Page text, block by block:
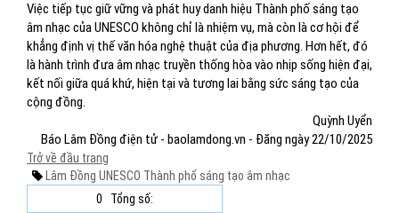
Việc tiếp tục giữ vững và phát huy danh hiệu Thành phố sáng tạo
âm nhạc của UNESCO không chỉ là nhiệm vụ, mà còn là cơ hội để
khẳng định vị thế văn hóa nghệ thuật của địa phương. Hơn hết, đó
là hành trình đưa âm nhạc truyền thống hòa vào nhịp sống hiện đại,
kết nối giữa quá khứ, hiện tại và tương lai bằng sức sáng tạo của
cộng đồng.
Quỳnh Uyển
Báo Lâm Đồng điện tử - baolamdong.vn - Đăng ngày 22/10/2025
Trở về đầu trang
Lâm Đồng UNESCO Thành phố sáng tạo âm nhạc
0
Tổng số: